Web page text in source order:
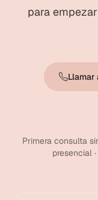
para
Llamar
Primera consulta
presencial